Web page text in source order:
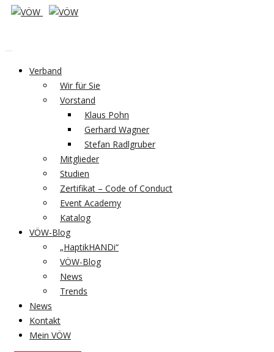
Verband
Wir für Sie
Vorstand
Klaus Pohn
Gerhard Wagner
Stefan Radlgruber
Mitglieder
Studien
Zertifikat – Code of Conduct
Event Academy
Katalog
VÖW-Blog
„HaptikHANDi“
VÖW-Blog
News
Trends
News
Kontakt
Mein VÖW